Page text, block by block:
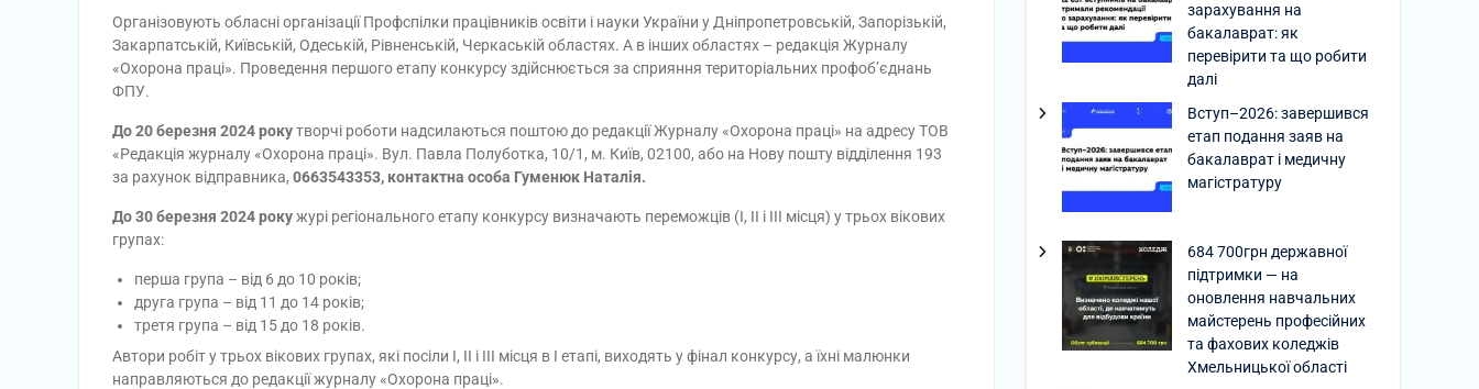
Організовують обласні організації Профспілки працівників освіти і науки України у Дніпропетровській, Запорізькій,
Закарпатській, Київській, Одеській, Рівненській, Черкаській областях. А в інших областях – редакція Журналу
«Охорона праці». Проведення першого етапу конкурсу здійснюється за сприяння територіальних профоб’єднань
ФПУ.
До 20 березня 2024 рокутворчі роботи надсилаються поштою до редакції Журналу «Охорона праці» на адресу ТОВ
«Редакція журналу «Охорона праці». Вул. Павла Полуботка, 10/1, м. Київ, 02100, або на Нову пошту відділення 193
за рахунок відправника, 0663543353, контактна особа Гуменюк Наталія.
До 30 березня 2024 рокужурі регіонального етапу конкурсу визначають переможців (I, II і III місця) у трьох вікових
групах:
перша група – від 6 до 10 років;
друга група – від 11 до 14 років;
третя група – від 15 до 18 років.
Автори робіт у трьох вікових групах, які посіли I, II і III місця в І етапі, виходять у фінал конкурсу, а їхні малюнки
направляються до редакції журналу «Охорона праці».
зарахування на
бакалаврат: як
перевірити та що робити
далі
Вступ–2026: завершився
етап подання заяв на
бакалаврат і медичну
магістратуру
684 700грн державної
підтримки — на
оновлення навчальних
майстерень професійних
та фахових коледжів
Хмельницької області